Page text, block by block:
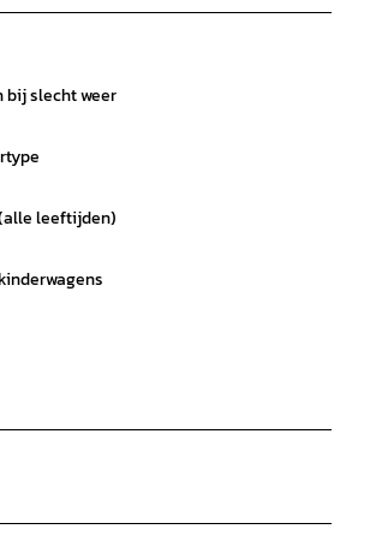
slecht weer
leeftijden)